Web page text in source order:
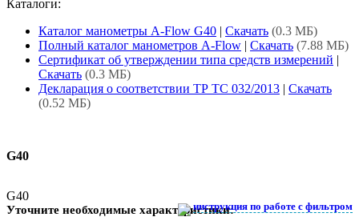
Каталоги:
Каталог манометры A-Flow G40 | Скачать (0.3 МБ)
Полный каталог манометров A-Flow | Скачать (7.88 МБ)
Сертификат об утверждении типа средств измерений |
Скачать (0.3 МБ)
Декларация о соответствии ТР ТС 032/2013 | Скачать
(0.52 МБ)
G40
G40
Уточните необходимые характеристики:инструкция по работе с фильтром